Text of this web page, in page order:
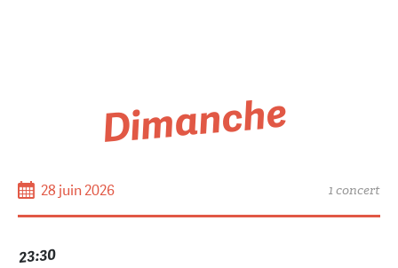
Dimanche
28 juin 2026 1 concert
23:30